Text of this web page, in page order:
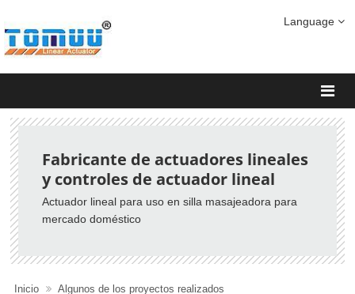
Language
Fabricante de actuadores lineales
y controles de actuador lineal
Actuador lineal para uso en silla masajeadora para
mercado doméstico
Inicio
Algunos de los proyectos realizados